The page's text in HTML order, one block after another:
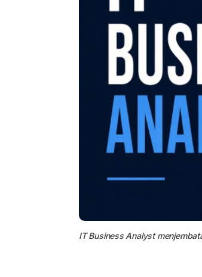
IT Business Analyst